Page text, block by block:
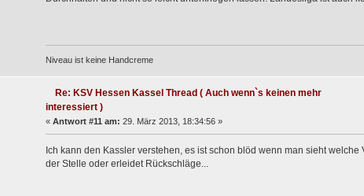
Niveau ist keine Handcreme
Re: KSV Hessen Kassel Thread ( Auch wenn`s keinen mehr
interessiert )
« Antwort #11 am: 29. März 2013, 18:34:56 »
Ich kann den Kassler verstehen, es ist schon blöd wenn man sieht
der Stelle oder erleidet Rückschläge...